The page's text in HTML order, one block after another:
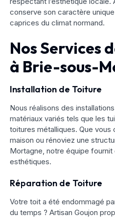
conserve son caractère
caprices du climat normand.
Nos Services
à Brie-sous-
Installation de Toiture
Nous réalisons des
matériaux variés tels que les
toitures métalliques. Que vous
maison ou rénoviez une
Mortagne, notre équipe
esthétiques.
Réparation de Toiture
Votre toit a été endommagé
du temps ? Artisan Goujon